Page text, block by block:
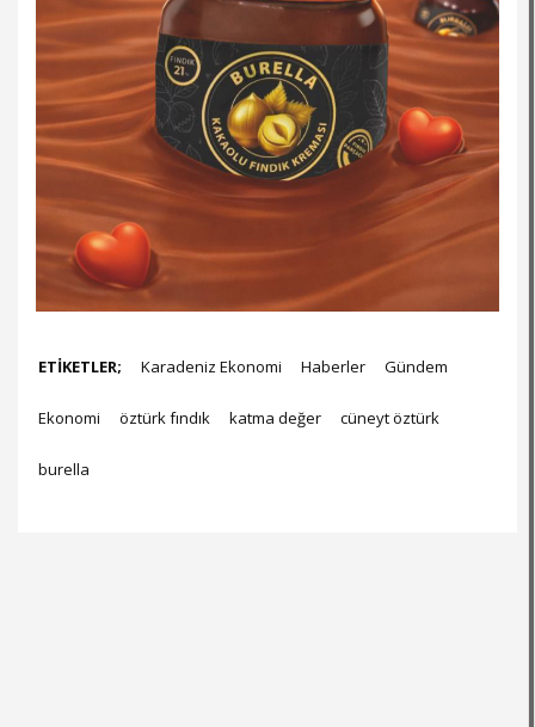
ETİKETLER; Karadeniz Ekonomi Haberler Gündem
Ekonomi öztürk fındık katma değer cüneyt öztürk
burella